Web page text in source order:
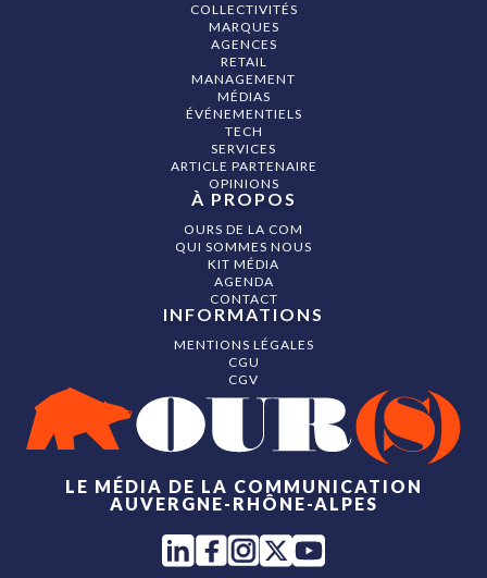
LE MÉDIA DE LA COMMUNICATION
AUVERGNE-RHÔNE-ALPES
COLLECTIVITÉS
MARQUES
AGENCES
RETAIL
MANAGEMENT
MÉDIAS
ÉVÉNEMENTIELS
TECH
SERVICES
ARTICLE PARTENAIRE
OPINIONS
À PROPOS
OURS DE LA COM
QUI SOMMES NOUS
KIT MÉDIA
AGENDA
CONTACT
INFORMATIONS
MENTIONS LÉGALES
CGU
CGV